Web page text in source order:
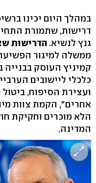
במהלך היום יכינו
דרישות, שתמורת
גנץ לנשיא. הדרישות
ממשלה למיגור
קמיניץ העוסק בבנייה
כלכלי ליישובים
ועצירת הסיפוח,
אחרים", הקמת צוות
הלא מוכרים וחקיקת
המדינה.